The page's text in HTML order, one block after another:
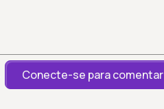
Conecte-se para comentar